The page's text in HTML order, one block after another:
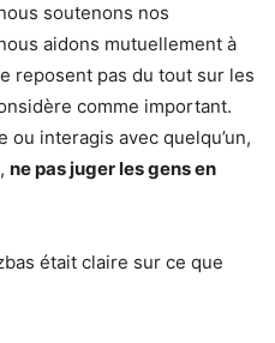
soutenons nos
aidons mutuellement à
reposent pas du tout sur les
comme important.
ou interagis avec quelqu’un,
ne pas juger les gens en
était claire sur ce que